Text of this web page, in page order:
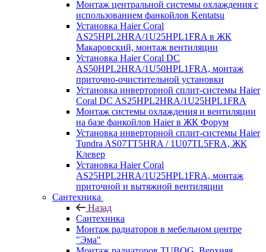
Монтаж центральной системы охлаждения с
использованием фанкойлов Kentatsu
Установка Haier Coral
AS25HPL2HRA/1U25HPL1FRA в ЖК
Макаровский, монтаж вентиляции
Установка Haier Coral DC
AS50HPL2HRA/1U50HPL1FRA, монтаж
приточно-очистительной установки
Установка инверторной сплит-системы Haier
Coral DC AS25HPL2HRA/1U25HPL1FRA
Монтаж системы охлаждения и вентиляции
на базе фанкойлов Haier в ЖК Форум
Установка инверторной сплит-системы Haier
Tundra AS07TT5HRA / 1U07TL5FRA, ЖК
Клевер
Установка Haier Coral
AS25HPL2HRA/1U25HPL1FRA, монтаж
приточной и вытяжной вентиляции
Сантехника
Назад
Сантехника
Монтаж радиаторов в мебельном центре
"Эма"